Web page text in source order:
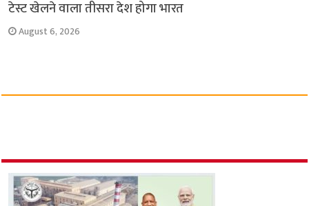
टेस्ट खेलने वाला तीसरा देश होगा भारत
August 6, 2026